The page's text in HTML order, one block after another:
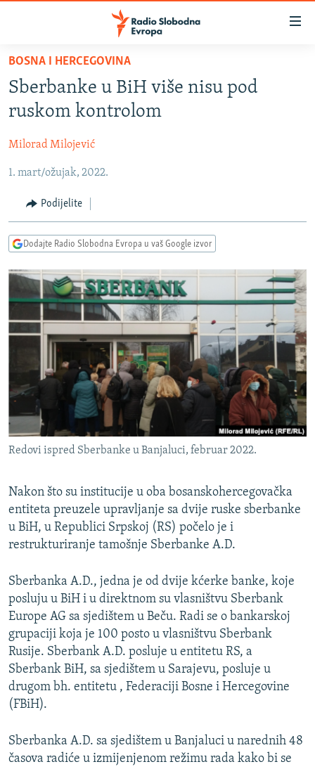
Pređite
glavni
sadržaj
na
navigaciju
Pređite
pretragu
VIJESTI
BOSNA I HERCEGOVINA
KOSOVO
CRNA GORA
VIZUELNO
FOTOGALERIJE
INFOGRAFIKE
PODCASTI
RAT U UKRAJINI
KINA NA BALKANU
RSE PRIČE IZ SVIJETA
ISPRIČAJ MI
DNEVNO@RSE
SPECIJALI RSE
VIŠE OD NASLOVA
GENOCID U SREBRENICI
POPLAVE I KLIZIŠTA U BIH 2024.
POST SCRIPTUM
MOJA EVROPA
SVE KARTE DEJTONA
NASTANAK I RASPAD JUGOSLAVIJE
PRATITE NAS
Sve RFE/RL stranice
BOSNA I HERCEGOVINA
Sberbanke u BiH više nisu pod
ruskom kontrolom
Milorad Milojević
1. mart/ožujak, 2022.
Podijelite
Dodajte Radio Slobodna Evropa u vaš Google izvor
Redovi ispred Sberbanke u Banjaluci, februar 2022.
Nakon što su institucije u oba bosanskohercegovačka
entiteta preuzele upravljanje sa dvije ruske sberbanke
u BiH, u Republici Srpskoj (RS) počelo je i
restrukturiranje tamošnje Sberbanke A.D.
Sberbanka A.D., jedna je od dvije kćerke banke, koje
posluju u BiH i u direktnom su vlasništvu Sberbank
Europe AG sa sjedištem u Beču. Radi se o bankarskoj
grupaciji koja je 100 posto u vlasništvu Sberbank
Rusije. Sberbank A.D. posluje u entitetu RS, a
Sberbank BiH, sa sjedištem u Sarajevu, posluje u
drugom bh. entitetu , Federaciji Bosne i Hercegovine
(FBiH).
Sberbanka A.D. sa sjedištem u Banjaluci u narednih 48
časova radiće u izmijenjenom režimu rada kako bi se